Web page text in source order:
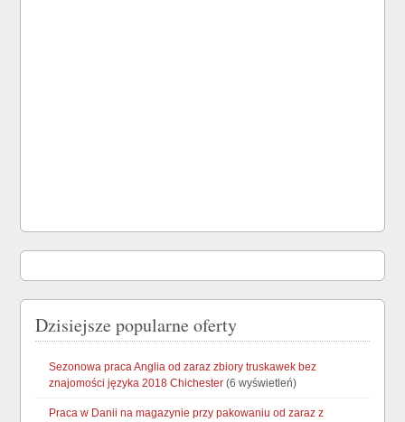
Dzisiejsze popularne oferty
Sezonowa praca Anglia od zaraz zbiory truskawek bez
znajomości języka 2018 Chichester (6 wyświetleń)
Praca w Danii na magazynie przy pakowaniu od zaraz z